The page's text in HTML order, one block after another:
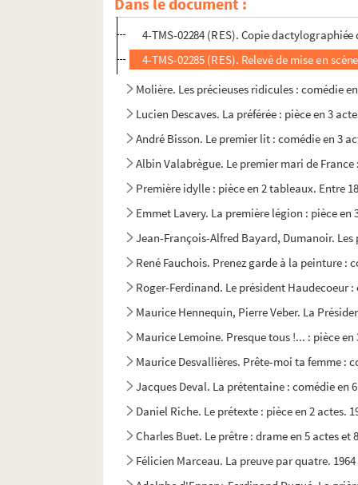
4-TMS-02283 (RES). Relevé de mise en
4-TMS-02284 (RES). Copie dactylographiée
4-TMS-02285 (RES). Relevé de mise en
Molière. Les précieuses ridicules : comédie
Lucien Descaves. La préférée : pièce en 3
André Bisson. Le premier lit : comédie en 3
Albin Valabrègue. Le premier mari de
Première idylle : pièce en 2 tableaux. Entre
Emmet Lavery. La première légion : pièce en
Jean-François-Alfred Bayard, Dumanoir.
René Fauchois. Prenez garde à la peinture :
Roger-Ferdinand. Le président Haudecoeur :
Maurice Hennequin, Pierre Veber. La
Maurice Lemoine. Presque tous !... : pièce en
Maurice Desvallières. Prête-moi ta femme :
Jacques Deval. La prétentaine : comédie en
Daniel Riche. Le prétexte : pièce en 2 actes.
Charles Buet. Le prêtre : drame en 5 actes et
Félicien Marceau. La preuve par quatre. 1964